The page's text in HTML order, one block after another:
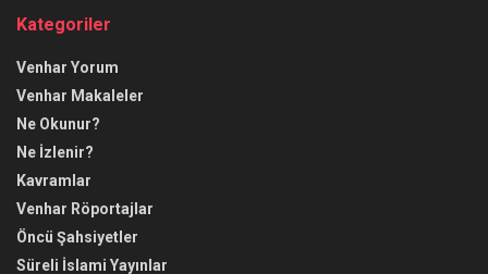
Kategoriler
Venhar Yorum
Venhar Makaleler
Ne Okunur?
Ne İzlenir?
Kavramlar
Venhar Röportajlar
Öncü Şahsiyetler
Süreli İslami Yayınlar